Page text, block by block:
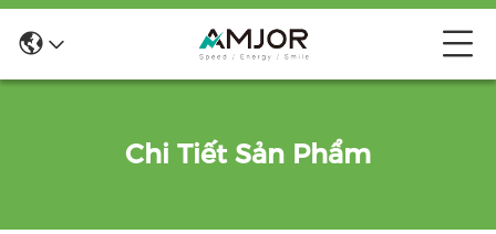
Chi Tiết Sản Phẩm